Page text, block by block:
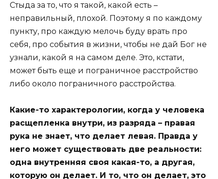
Стыда за то, что я такой, какой есть –
неправильный, плохой. Поэтому я по каждому
пункту, про каждую мелочь буду врать про
себя, про события в жизни, чтобы не дай Бог не
узнали, какой я на самом деле. Это, кстати,
может быть еще и пограничное расстройство
либо около пограничного расстройства.
Какие-то характерологии, когда у человека
расщепленка внутри, из разряда – правая
рука не знает, что делает левая. Правда у
него может существовать две реальности:
одна внутренняя своя какая-то, а другая,
которую он делает. И то, что он делает, это